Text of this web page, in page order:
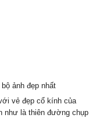
ảnh đẹp nhất
vẻ đẹp cổ kính của
như là thiên đường chụp